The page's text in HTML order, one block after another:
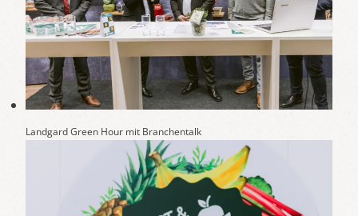
Landgard Green Hour mit Branchentalk